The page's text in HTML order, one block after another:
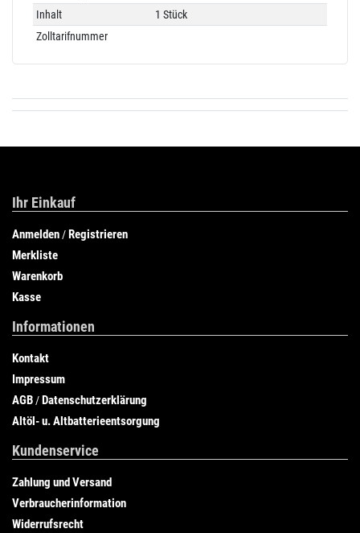
Inhalt
1 Stück
Zolltarifnummer
Ihr Einkauf
Anmelden /Registrieren
Merkliste
Warenkorb
Kasse
Informationen
Kontakt
Impressum
AGB /Datenschutzerklärung
Altöl- u. Altbatterieentsorgung
Kundenservice
Zahlung und Versand
Verbraucherinformation
Widerrufsrecht